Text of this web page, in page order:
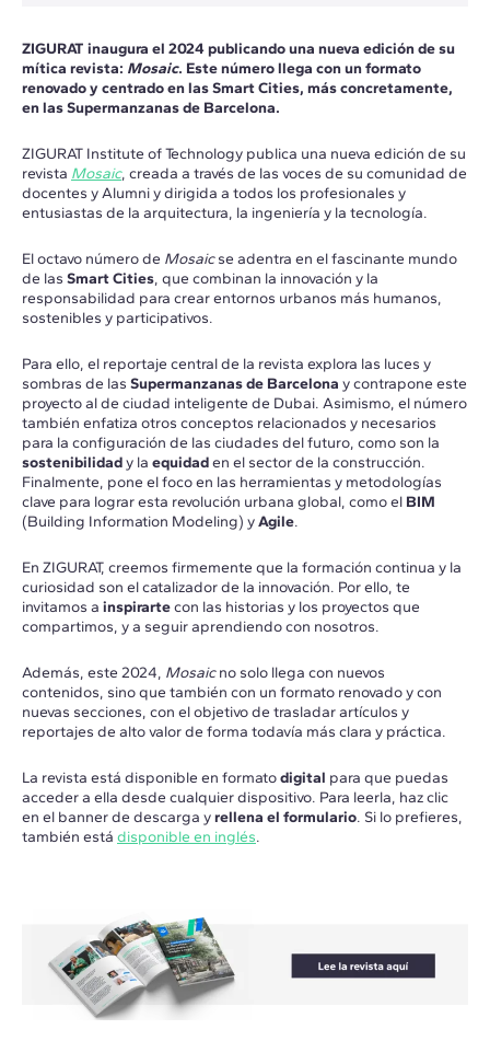
ZIGURAT inaugura el 2024 publicando una nueva edición de su
mítica revista: Mosaic. Este número llega con un formato
renovado y centrado en las Smart Cities, más concretamente,
en las Supermanzanas de Barcelona.
ZIGURAT Institute of Technology publica una nueva edición de su
revista Mosaic, creada a través de las voces de su comunidad de
docentes y Alumni y dirigida a todos los profesionales y
entusiastas de la arquitectura, la ingeniería y la tecnología.
El octavo número de Mosaicse adentra en el fascinante mundo
de las Smart Cities, que combinan la innovación y la
responsabilidad para crear entornos urbanos más humanos,
sostenibles y participativos.
Para ello, el reportaje central de la revista explora las luces y
sombras de las Supermanzanas de Barcelona y contrapone este
proyecto al de ciudad inteligente de Dubai. Asimismo, el número
también enfatiza otros conceptos relacionados y necesarios
para la configuración de las ciudades del futuro, como son la
sostenibilidady la equidaden el sector de la construcción.
Finalmente, pone el foco en las herramientas y metodologías
clave para lograr esta revolución urbana global, como el BIM
(Building Information Modeling) yAgile.
En ZIGURAT, creemos firmemente que la formación continua y la
curiosidad son el catalizador de la innovación. Por ello, te
invitamos a inspirartecon las historias y los proyectos que
compartimos, y a seguir aprendiendo con nosotros.
Además, este 2024, Mosaicno solo llega con nuevos
contenidos, sino que también con un formato renovado y con
nuevas secciones, con el objetivo de trasladar artículos y
reportajes de alto valor de forma todavía más clara y práctica.
La revista está disponible en formatodigital para que puedas
acceder a ella desde cualquier dispositivo. Para leerla, haz clic
en el banner de descarga yrellena el formulario. Si lo prefieres,
también está disponible en inglés.